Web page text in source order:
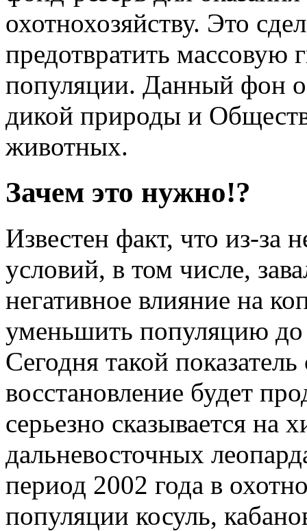
охотнохозяйству. Это
предотвратить массовую
популяции. Данный фон
дикой природы и
животных.
Зачем это нужно!?
Известен факт, что из-за
условий, в том числе,
негативное влияние на
уменьшить популяцию до
Сегодня такой
восстановление будет
серьезно сказывается
дальневосточных
период 2002 года в
популяции косуль,